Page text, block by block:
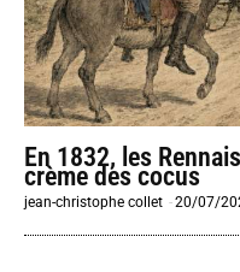
En 1832, les
crème des cocus
jean-christophe collet -20/07/